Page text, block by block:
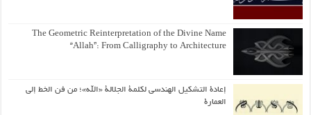
The Geometric Reinterpretation of the Divine Name
“Allah”: From Calligraphy to Architecture
إعادة التشكيل الهندسي لكلمة الجلالة «الله»؛ من فن الخط إلى
العمارة